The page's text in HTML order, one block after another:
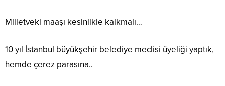
Milletveki maaşı kesinlikle kalkmalı…
10 yıl İstanbul büyükşehir belediye meclisi üyeliği yaptık,
hemde çerez parasına..